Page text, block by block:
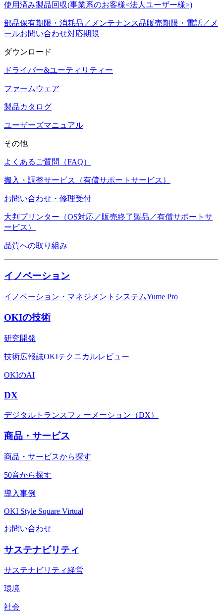
使用済み製品回収(事業系のお客様<法人ユーザー様>)
部品保有期限・消耗品／メンテナンス品販売期限・電話／メ
ールお問い合わせ対応期限
ダウンロード
ドライバー&ユーティリティー
ファームウェア
製品カタログ
ユーザーズマニュアル
その他
よくあるご質問（FAQ）
搬入・調整サービス（有償サポートサービス）
お問い合わせ・修理受付
大判プリンター（OS対応／販売終了製品／有償サポートサ
ービス）
品質への取り組み
イノベーション
イノベーション・マネジメントシステムYume Pro
OKIの技術
研究開発
技術広報誌OKIテクニカルレビュー
OKIのAI
DX
デジタルトランスフォーメーション（DX）
商品・サービス
商品・サービスから探す
50音から探す
導入事例
OKI Style Square Virtual
お問い合わせ
サステナビリティ
サステナビリティ経営
環境
社会